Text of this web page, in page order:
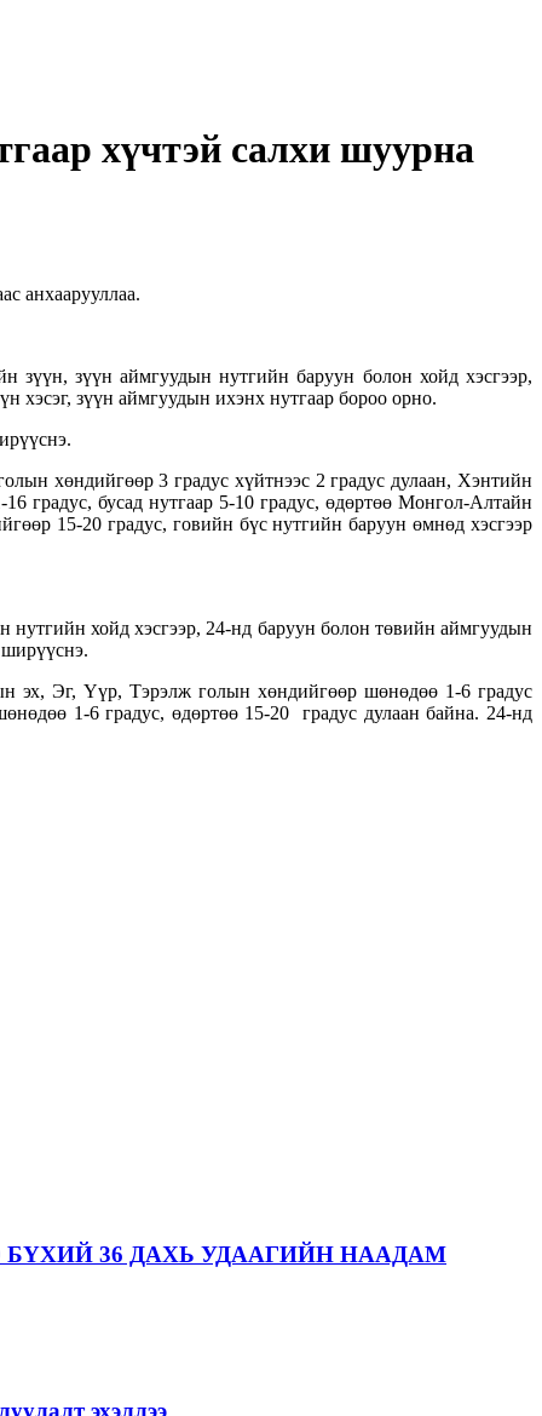
хүчтэй салхи шуурна
анхаарууллаа.
зүүн, зүүн аймгуудын нутгийн баруун болон хойд хэсгээр,
хэсэг, зүүн аймгуудын ихэнх нутгаар бороо орно.
хөндийгөөр 3 градус хүйтнээс 2 градус дулаан, Хэнтийн
градус, бусад нутгаар 5-10 градус, өдөртөө Монгол-Алтайн
15-20 градус, говийн бүс нутгийн баруун өмнөд хэсгээр
нутгийн хойд хэсгээр, 24-нд баруун болон төвийн аймгуудын
ширүүснэ.
эх, Эг, Үүр, Тэрэлж голын хөндийгөөр шөнөдөө 1-6 градус
1-6 градус, өдөртөө 15-20 градус дулаан байна. 24-нд
36 ДАХЬ УДААГИЙН НААДАМ